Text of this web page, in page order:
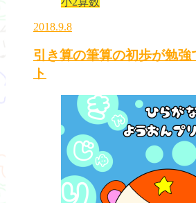
2018.9.8
引き算の筆算の初歩が勉強
ト